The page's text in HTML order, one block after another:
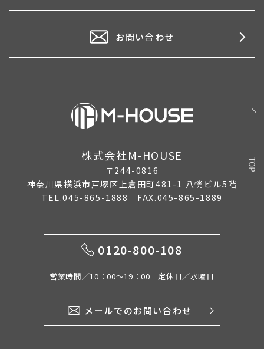
2025年5月
2025年4月
2025年1月
2024年11月
2024年5月
2024年2月
2024年1月
2023年11月
2023年8月
2023年3月
お問い合わせ
株式会社M-HOUSE
〒244-0816
神奈川県横浜市戸塚区上倉田町481-1 八恍ビル5階
TEL.045-865-1888 FAX.045-865-1889
0120-800-108
営業時間／10：00〜19：00 定休日／水曜日
メールでのお問い合わせ